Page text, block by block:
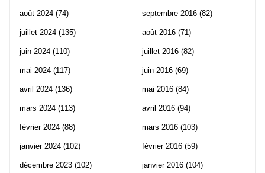
août 2024 (74)
juillet 2024 (135)
juin 2024 (110)
mai 2024 (117)
avril 2024 (136)
mars 2024 (113)
février 2024 (88)
janvier 2024 (102)
décembre 2023 (102)
septembre 2016 (82)
août 2016 (71)
juillet 2016 (82)
juin 2016 (69)
mai 2016 (84)
avril 2016 (94)
mars 2016 (103)
février 2016 (59)
janvier 2016 (104)